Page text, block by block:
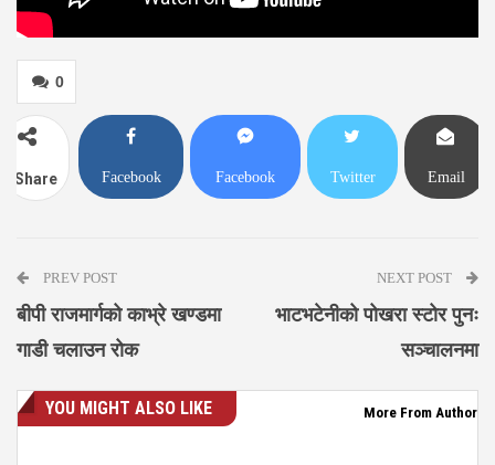
0
Share Facebook Facebook Twitter Email
PREV POST
बीपी राजमार्गको काभ्रे खण्डमा
गाडी चलाउन रोक
NEXT POST
भाटभटेनीको पोखरा स्टोर पुनः
सञ्चालनमा
YOU MIGHT ALSO LIKE More From Author